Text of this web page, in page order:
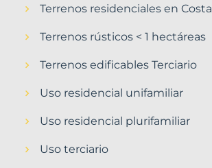
Terrenos residenciales en Costa
Terrenos rústicos < 1 hectáreas
Terrenos edificables Terciario
Uso residencial unifamiliar
Uso residencial plurifamiliar
Uso terciario